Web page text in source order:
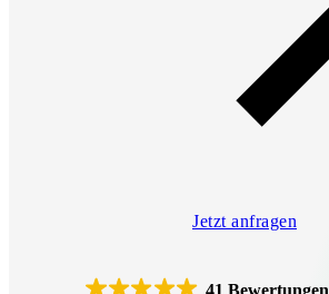
Jetzt anfragen
41 Bewertungen